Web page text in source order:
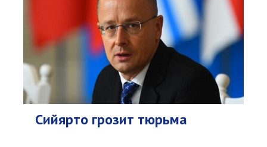
Сийярто грозит тюрьма